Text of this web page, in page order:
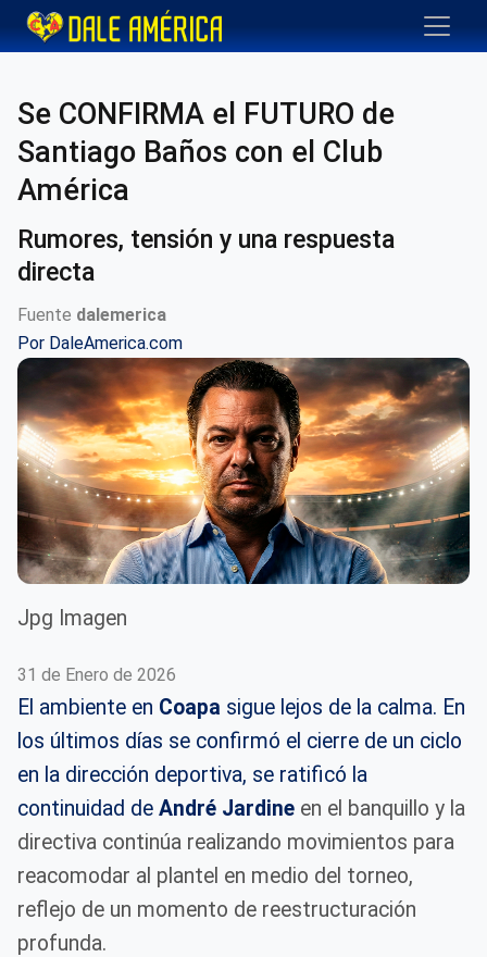
Se CONFIRMA el FUTURO de
Santiago Baños con el Club
América
Rumores, tensión y una respuesta
directa
Fuente dalemerica
Por DaleAmerica.com
Jpg Imagen
31 de Enero de 2026
El ambiente en Coapa sigue lejos de la calma. En
los últimos días se confirmó el cierre de un ciclo
en la dirección deportiva, se ratificó la
continuidad de André Jardine en el banquillo y la
directiva continúa realizando movimientos para
reacomodar al plantel en medio del torneo,
reflejo de un momento de reestructuración
profunda.